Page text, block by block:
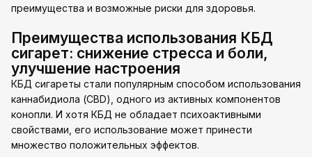
преимущества и возможные риски для здоровья.
Преимущества использования КБД
сигарет: снижение стресса и боли,
улучшение настроения
КБД сигареты стали популярным способом использования
каннабидиола (CBD), одного из активных компонентов
конопли. И хотя КБД не обладает психоактивными
свойствами, его использование может принести
множество положительных эффектов.